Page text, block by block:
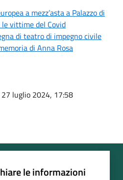
a mezz’asta a Palazzo di
vittime del Covid
di teatro di impegno civile
di Anna Rosa
27 luglio 2024, 17:58
le informazioni